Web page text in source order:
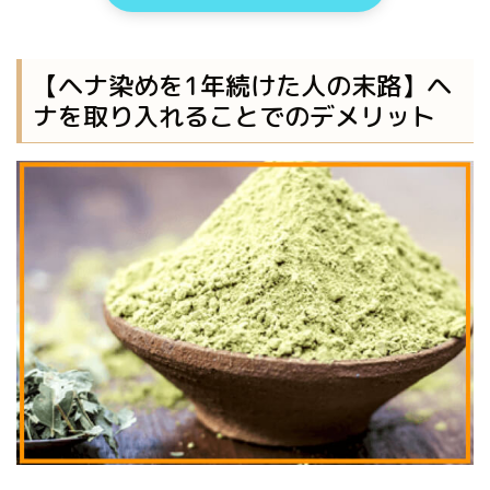
【ヘナ染めを1年続けた人の末路】ヘ
ナを取り入れることでのデメリット